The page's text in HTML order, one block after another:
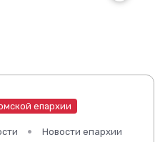
епархии
Новости епархии